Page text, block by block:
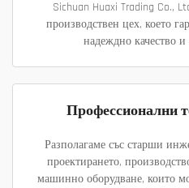
Sichuan Huaxi Trading Co.,
производствен цех, което
надеждно качество
Профессионални
Разполагаме със старши
проектирането,
машинно оборудване, които